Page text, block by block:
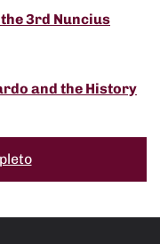
3rd Nuncius
and the History